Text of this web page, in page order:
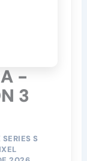
-
3
SERIES S